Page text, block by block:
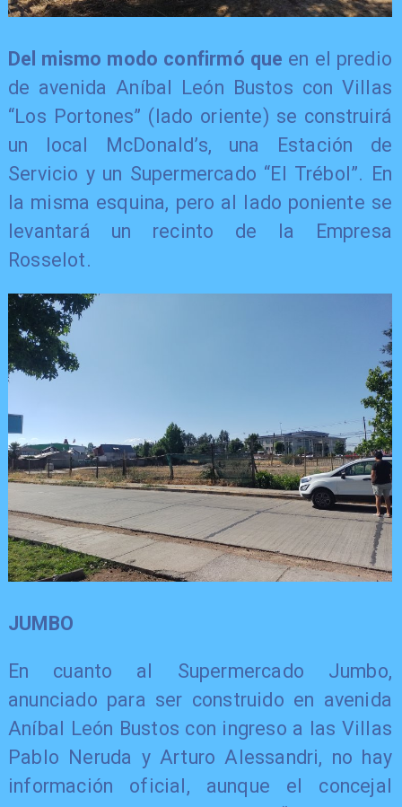
Del mismo modo confirmó que en el predio
de avenida Aníbal León Bustos con Villas
“Los Portones” (lado oriente) se construirá
un local McDonald’s, una Estación de
Servicio y un Supermercado “El Trébol”. En
la misma esquina, pero al lado poniente se
levantará un recinto de la Empresa
Rosselot.
JUMBO
En cuanto al Supermercado Jumbo,
anunciado para ser construido en avenida
Aníbal León Bustos con ingreso a las Villas
Pablo Neruda y Arturo Alessandri, no hay
información oficial, aunque el concejal